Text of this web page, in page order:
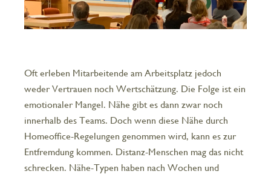
Oft erleben Mitarbeitende am Arbeitsplatz jedoch
weder Vertrauen noch Wertschätzung. Die Folge ist ein
emotionaler Mangel. Nähe gibt es dann zwar noch
innerhalb des Teams. Doch wenn diese Nähe durch
Homeoffice-Regelungen genommen wird, kann es zur
Entfremdung kommen. Distanz-Menschen mag das nicht
schrecken. Nähe-Typen haben nach Wochen und